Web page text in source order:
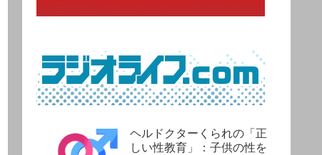
ヘルドクターくられの「正
しい性教育」：子供の性を